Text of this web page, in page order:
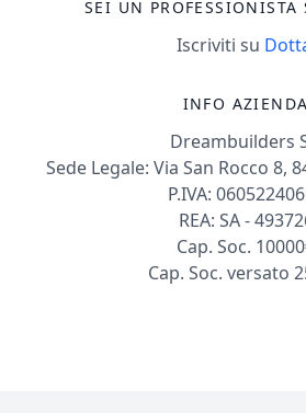
SEI UN PROFESSIONISTA
Iscriviti su
INFO AZIENDA
Dreambuilders
Sede Legale: Via San Rocco 8,
P.IVA:
REA: SA -
Cap. Soc.
Cap. Soc. versato